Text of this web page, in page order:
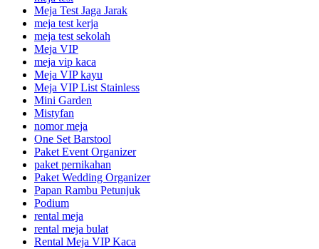
Meja Test Jaga Jarak
meja test kerja
meja test sekolah
Meja VIP
meja vip kaca
Meja VIP kayu
Meja VIP List Stainless
Mini Garden
Mistyfan
nomor meja
One Set Barstool
Paket Event Organizer
paket pernikahan
Paket Wedding Organizer
Papan Rambu Petunjuk
Podium
rental meja
rental meja bulat
Rental Meja VIP Kaca